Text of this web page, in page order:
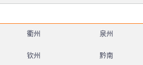
衢州 泉州
钦州 黔南